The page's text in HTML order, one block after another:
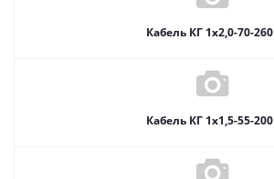
Кабель КГ 1х2,0-70-260
Кабель КГ 1х1,5-55-200